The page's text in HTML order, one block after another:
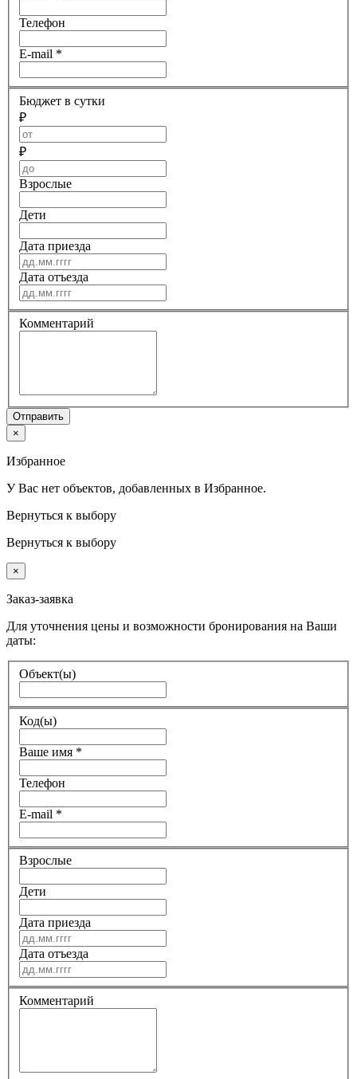
Телефон
E-mail *
Бюджет в сутки
₽
₽
Взрослые
Дети
Дата приезда
Дата отъезда
Комментарий
Отправить
×
Избранное
У Вас нет объектов, добавленных в Избранное.
Вернуться к выбору
Вернуться к выбору
×
Заказ-заявка
Для уточнения цены и возможности бронирования на Ваши
даты:
Объект(ы)
Код(ы)
Ваше имя *
Телефон
E-mail *
Взрослые
Дети
Дата приезда
Дата отъезда
Комментарий